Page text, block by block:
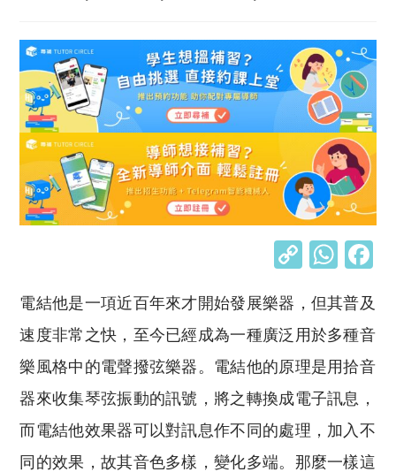
C
p
y
Li
n
k
W
at
s
A
p
p
電結他是一項近百年來才開始發展樂器，但其普及
速度非常之快，至今已經成為一種廣泛用於多種音
樂風格中的電聲撥弦樂器。電結他的原理是用拾音
器來收集琴弦振動的訊號，將之轉換成電子訊息，
而電結他效果器可以對訊息作不同的處理，加入不
同的效果，故其音色多樣，變化多端。那麼一樣這